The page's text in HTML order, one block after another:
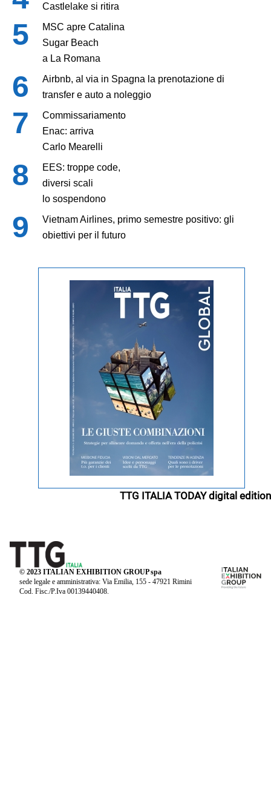
Castlelake si ritira
MSC apre Catalina
Sugar Beach
a La Romana
Airbnb, al via in Spagna la prenotazione di
transfer e auto a noleggio
Commissariamento
Enac: arriva
Carlo Mearelli
EES: troppe code,
diversi scali
lo sospendono
Vietnam Airlines, primo semestre positivo: gli
obiettivi per il futuro
TTG ITALIA TODAY digital edition
© 2023 ITALIAN EXHIBITION GROUP spa
sede legale e amministrativa: Via Emilia, 155 - 47921 Rimini
Cod. Fisc./P.Iva 00139440408.